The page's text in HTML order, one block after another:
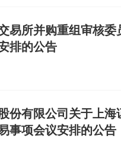
金额最高，达到4.12亿元
。艾媒咨询相关报告显示
回收利用行业产值有望超
受益金属周期的资源化企
求、是否能够成功获得
签署任何意向采购协议或
成有效收入、实现投资回
股权，不构成控制，不
按持股比例确认投资收
营业收入为1.03亿元（
亏损状态。后续佳贤通信
面，名家汇近期股价表
最新报收6.53元/股。
盈利能力。事实上，市
整计划执行完毕，重整投
，吴立群成为新任实际控
成长、高盈利转型，持
面，名家汇近期股价表
易所并购重组审核
排的公告
份有限公司关于上
事项会议安排的公告